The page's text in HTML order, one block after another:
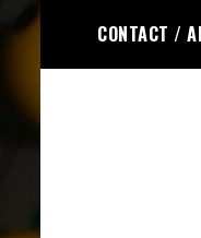
Ga
de
CONTACT /